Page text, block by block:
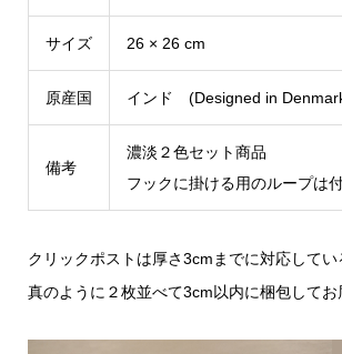
サイズ 26 × 26 cm
原産国 インド (Designed in
備考
濃淡２色セット商品
フックに掛ける用のループは
クリックポストは厚さ3cmまでに対応して
真のように２枚並べて3cm以内に梱包してお